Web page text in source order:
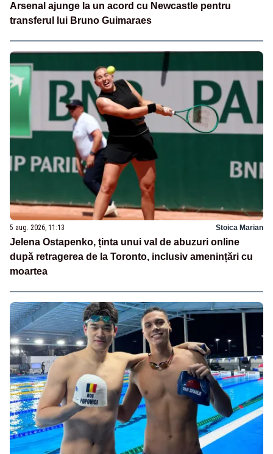
Arsenal ajunge la un acord cu Newcastle pentru
transferul lui Bruno Guimaraes
5 aug. 2026, 11:13 Stoica Marian
Jelena Ostapenko, ținta unui val de abuzuri online
după retragerea de la Toronto, inclusiv amenințări cu
moartea